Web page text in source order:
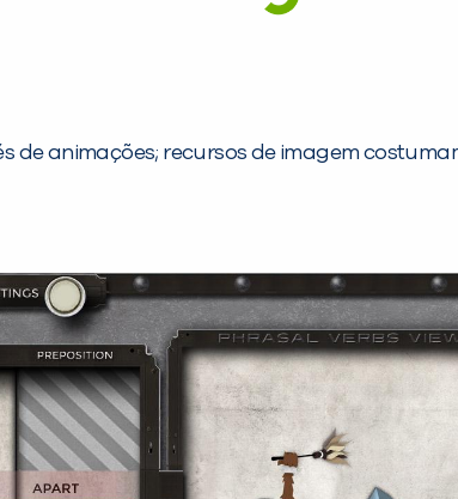
de animações; recursos de imagem